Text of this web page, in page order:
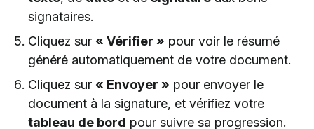
signataires.
Cliquez sur « Vérifier » pour voir le résumé
généré automatiquement de votre document.
Cliquez sur « Envoyer » pour envoyer le
document à la signature, et vérifiez votre
tableau de bord pour suivre sa progression.